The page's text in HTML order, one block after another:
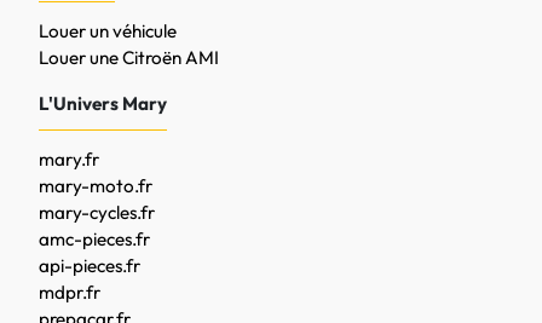
Louer un véhicule
Louer une Citroën AMI
L'Univers Mary
mary.fr
mary-moto.fr
mary-cycles.fr
amc-pieces.fr
api-pieces.fr
mdpr.fr